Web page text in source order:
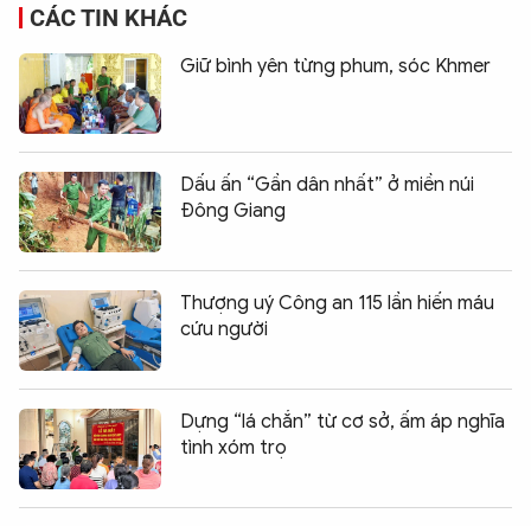
CÁC TIN KHÁC
Giữ bình yên từng phum, sóc Khmer
Dấu ấn “Gần dân nhất” ở miền núi
Đông Giang
Thượng uý Công an 115 lần hiến máu
cứu người
Dựng “lá chắn” từ cơ sở, ấm áp nghĩa
tình xóm trọ